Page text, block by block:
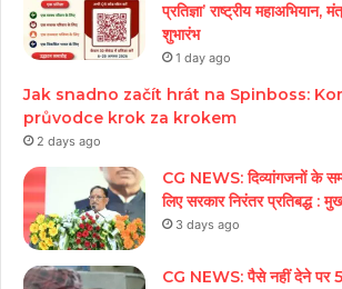
प्रतिज्ञा’ राष्ट्रीय महाअभियान,
शुभारंभ
1 day ago
Jak snadno začít hrát na Spinboss:
průvodce krok za krokem
2 days ago
CG NEWS: दिव्यांगजनों के
लिए सरकार निरंतर प्रतिबद्ध :
3 days ago
CG NEWS: पैसे नहीं देने पर